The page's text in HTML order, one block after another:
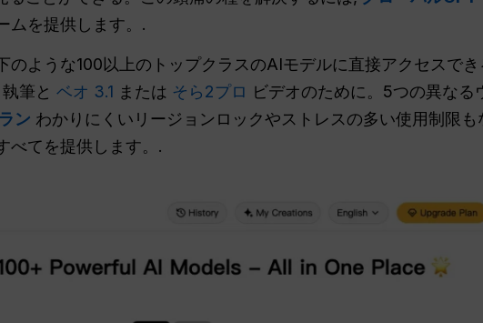
ムを提供します。.
ような100以上のトップクラスのAIモデルに直接アクセスでき
執筆と ベオ 3.1 または そら2プロ ビデオのために。5つの異なる
ン わかりにくいリージョンロックやストレスの多い使用制限も
べてを提供します。.